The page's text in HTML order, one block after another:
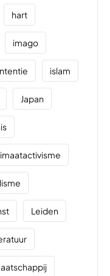
hart
imago
islam
Japan
Leiden